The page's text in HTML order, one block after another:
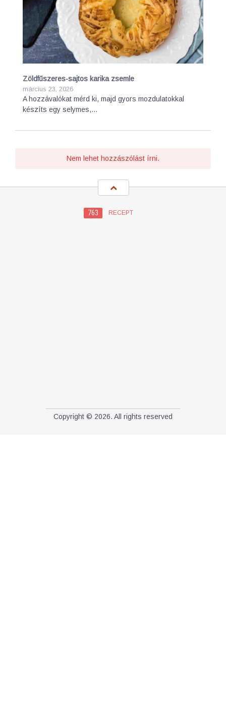
Zöldfűszeres-sajtos karika zsemle
március 23, 2026
A hozzávalókat mérd ki, majd gyors mozdulatokkal
készíts egy selymes,…
Nem lehet hozzászólást írni.
763 RECEPT
Copyright © 2026. All rights reserved